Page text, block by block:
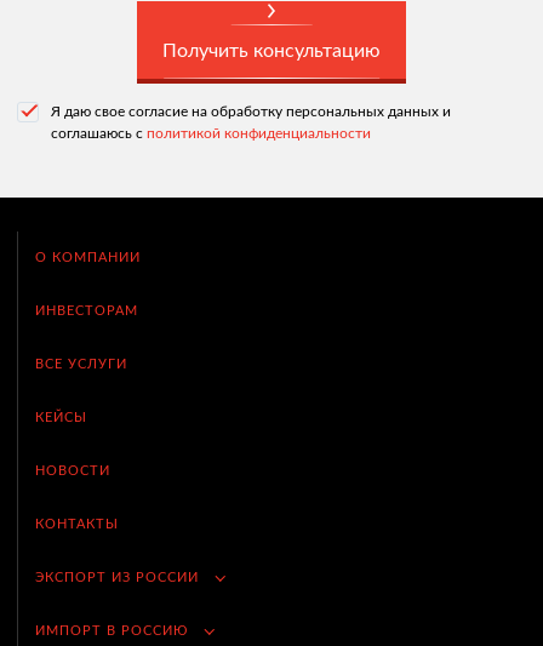
Получить консультацию
Я даю свое согласие на обработку персональных данных и
соглашаюсь с политикой конфиденциальности
О КОМПАНИИ
ИНВЕСТОРАМ
ВСЕ УСЛУГИ
КЕЙСЫ
НОВОСТИ
КОНТАКТЫ
ЭКСПОРТ ИЗ РОССИИ
ИМПОРТ В РОССИЮ